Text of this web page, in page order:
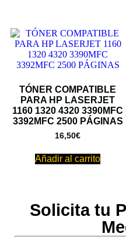
TÓNER COMPATIBLE
PARA HP LASERJET
1160 1320 4320 3390MFC
3392MFC 2500 PÁGINAS
16,50€
Añadir al carrito
Solicita tu